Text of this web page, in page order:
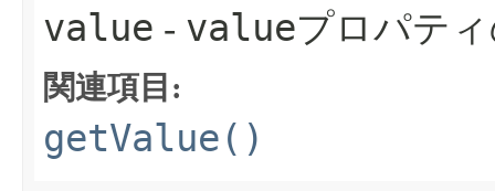
value - valueプロパテ
関連項目:
getValue()